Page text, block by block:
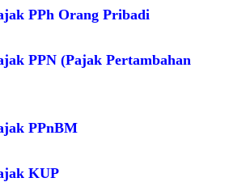
PPh Orang Pribadi
PPN (Pajak Pertambahan
PPnBM
KUP